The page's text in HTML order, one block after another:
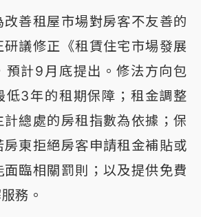
善租屋市場對房客不友善的
議修正《租賃住宅市場發展
預計9月底提出。修法方向包
低3年的租期保障；租金調整
總處的房租指數為依據；保
東拒絕房客申請租金補貼或
臨相關罰則；以及提供免費
務。